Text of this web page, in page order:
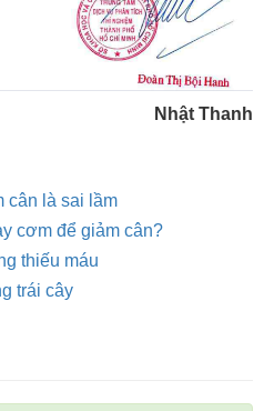
Nhật Thanh
cân là sai lầm
cơm để giảm cân?
thiếu máu
trái cây